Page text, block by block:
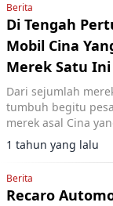
Berita
Di Tengah
Mobil Cina
Merek Satu
Dari sejumlah
tumbuh begitu
merek asal Cina
kebangkrutan.
1 tahun yang lalu
Berita
Recaro